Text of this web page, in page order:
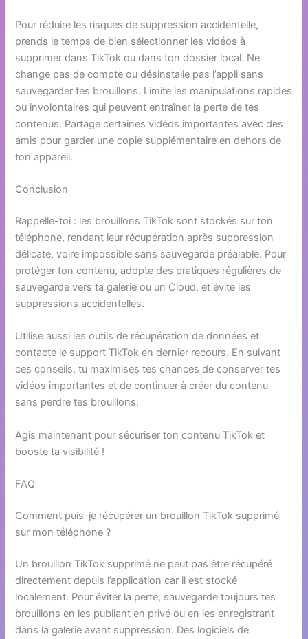
Pour réduire les risques de suppression accidentelle,
prends le temps de bien sélectionner les vidéos à
supprimer dans TikTok ou dans ton dossier local. Ne
change pas de compte ou désinstalle pas l’appli sans
sauvegarder tes brouillons. Limite les manipulations rapides
ou involontaires qui peuvent entraîner la perte de tes
contenus. Partage certaines vidéos importantes avec des
amis pour garder une copie supplémentaire en dehors de
ton appareil.
Conclusion
Rappelle-toi : les brouillons TikTok sont stockés sur ton
téléphone, rendant leur récupération après suppression
délicate, voire impossible sans sauvegarde préalable. Pour
protéger ton contenu, adopte des pratiques régulières de
sauvegarde vers ta galerie ou un Cloud, et évite les
suppressions accidentelles.
Utilise aussi les outils de récupération de données et
contacte le support TikTok en dernier recours. En suivant
ces conseils, tu maximises tes chances de conserver tes
vidéos importantes et de continuer à créer du contenu
sans perdre tes brouillons.
Agis maintenant pour sécuriser ton contenu TikTok et
booste ta visibilité !
FAQ
Comment puis-je récupérer un brouillon TikTok supprimé
sur mon téléphone ?
Un brouillon TikTok supprimé ne peut pas être récupéré
directement depuis l’application car il est stocké
localement. Pour éviter la perte, sauvegarde toujours tes
brouillons en les publiant en privé ou en les enregistrant
dans la galerie avant suppression. Des logiciels de